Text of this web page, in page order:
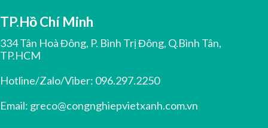
TP.Hồ Chí Minh
334 Tân Hoà Đông, P. Bình Trị Đông, Q.Bình Tân,
TP.HCM
Hotline/Zalo/Viber: 096.297.2250
Email: greco@congnghiepvietxanh.com.vn